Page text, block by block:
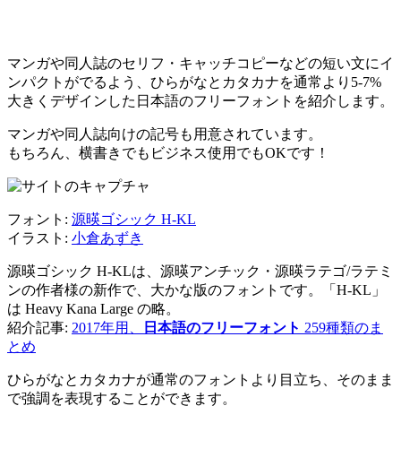
マンガや同人誌のセリフ・キャッチコピーなどの短い文にイ
ンパクトがでるよう、ひらがなとカタカナを通常より5-7%
大きくデザインした日本語のフリーフォントを紹介します。
マンガや同人誌向けの記号も用意されています。
もちろん、横書きでもビジネス使用でもOKです！
フォント: 源暎ゴシック H-KL
イラスト: 小倉あずき
源暎ゴシック H-KLは、源暎アンチック・源暎ラテゴ/ラテミ
ンの作者様の新作で、大かな版のフォントです。「H-KL」
は Heavy Kana Large の略。
紹介記事: 2017年用、 日本語のフリーフォント 259種類のま
とめ
ひらがなとカタカナが通常のフォントより目立ち、そのまま
で強調を表現することができます。